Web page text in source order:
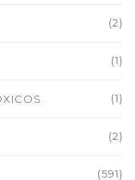
(2)
(1)
(1)
(2)
(591)